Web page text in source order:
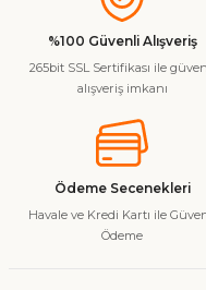
%100 Güvenli Alışveriş
265bit SSL Sertifikası ile
alışveriş imkanı
Ödeme Secenekleri
Havale ve Kredi Kartı ile
Ödeme